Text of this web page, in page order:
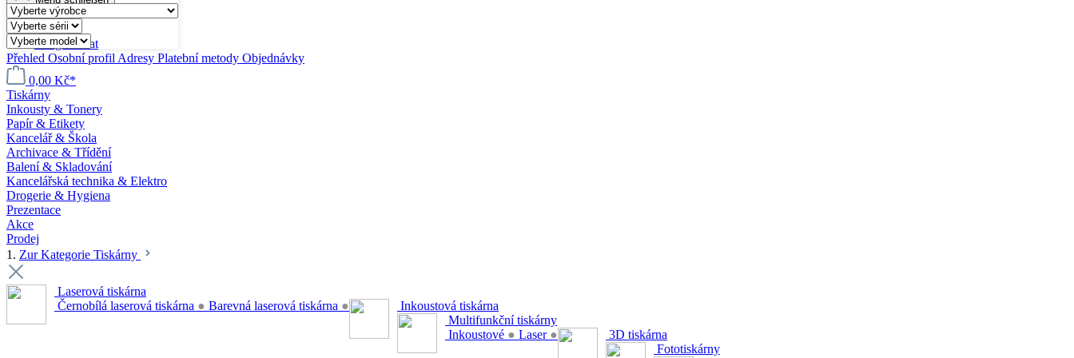
Můj účet
Přihlásit se
nebozaregistrovat
Přehled Osobní profil Adresy Platební metody Objednávky
0,00 Kč*
Tiskárny
Inkousty & Tonery
Papír & Etikety
Kancelář & Škola
Archivace & Třídění
Balení & Skladování
Kancelářská technika & Elektro
Drogerie & Hygiena
Prezentace
Akce
Prodej
1. Zur Kategorie Tiskárny
Laserová tiskárna
Černobílá laserová tiskárna ● Barevná laserová tiskárna ●
Inkoustová tiskárna
Multifunkční tiskárny
Inkoustové ● Laser ●
3D tiskárna
Fototiskárny